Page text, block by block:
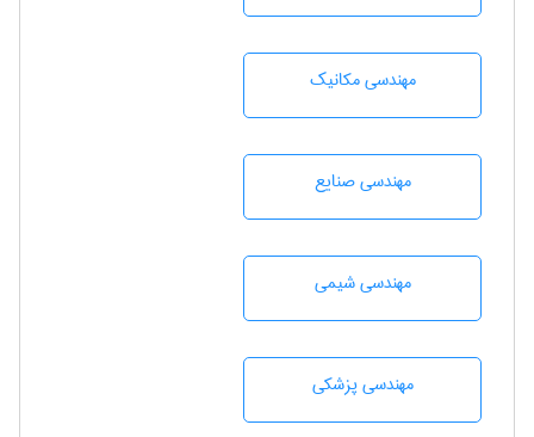
مهندسی مکانیک
مهندسی صنايع
مهندسي شيمی
مهندسی پزشکی